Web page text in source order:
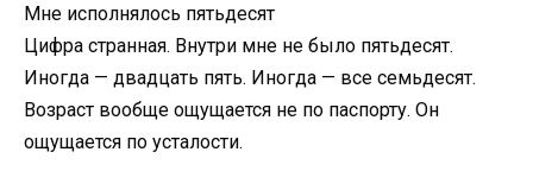
Мне исполнялось пятьдесят
Цифра странная. Внутри мне не было пятьдесят.
Иногда — двадцать пять. Иногда — все семьдесят.
Возраст вообще ощущается не по паспорту. Он
ощущается по усталости.